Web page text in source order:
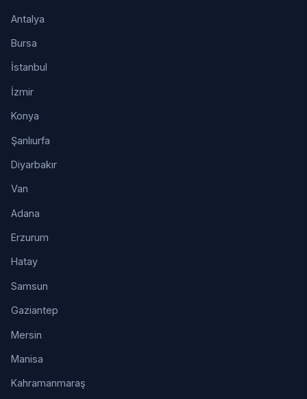
Antalya
Bursa
İstanbul
İzmir
Konya
Şanlıurfa
Diyarbakır
Van
Adana
Erzurum
Hatay
Samsun
Gaziantep
Mersin
Manisa
Kahramanmaraş